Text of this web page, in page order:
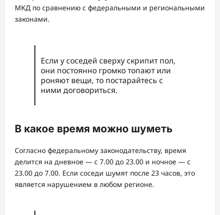
МКД по сравнению с федеральными и региональными
законами.
Если у соседей сверху скрипит пол,
они постоянно громко топают или
роняют вещи, то постарайтесь с
ними договориться.
В какое время можно шуметь
Согласно федеральному законодательству, время
делится на дневное — с 7.00 до 23.00 и ночное — с
23.00 до 7.00. Если соседи шумят после 23 часов, это
является нарушением в любом регионе.